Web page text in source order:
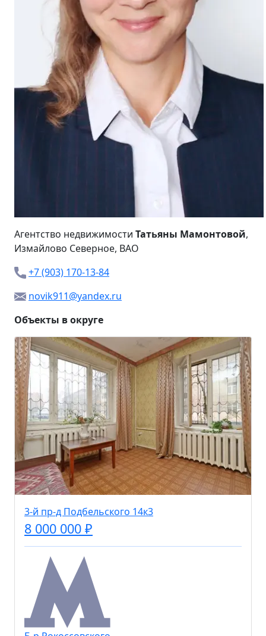
Агентство недвижимости Татьяны Мамонтовой,
Измайлово Северное, ВАО
+7 (903) 170-13-84
novik911@yandex.ru
Объекты в округе
3-й пр-д Подбельского 14к3
8 000 000 ₽